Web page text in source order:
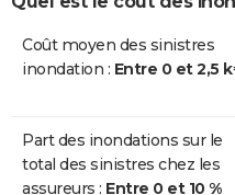
Coût moyen des sinistres
inondation : Entre 0 et 2,5
Part des inondations sur le
total des sinistres chez les
assureurs : Entre 0 et 10 %